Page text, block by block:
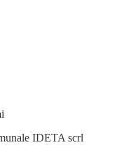
IDETA scrl